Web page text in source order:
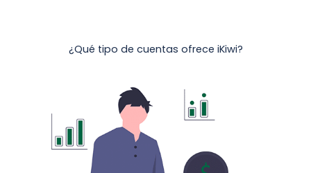
¿Qué tipo de cuentas ofrece iKiwi?